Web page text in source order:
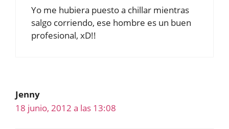
Yo me hubiera puesto a chillar mientras
salgo corriendo, ese hombre es un buen
profesional, xD!!
Jenny
18 junio, 2012 a las 13:08